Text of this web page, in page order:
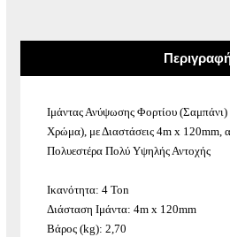
Ιμάντας Ανύψωσης Φορτίου (Σαμπάνι)
Χρώμα), με Διαστάσεις 4m x 120mm,
Πολυεστέρα Πολύ Υψηλής Αντοχής
Ικανότητα: 4 Ton
Διάσταση Ιμάντα: 4m x 120mm
Βάρος (kg): 2,70